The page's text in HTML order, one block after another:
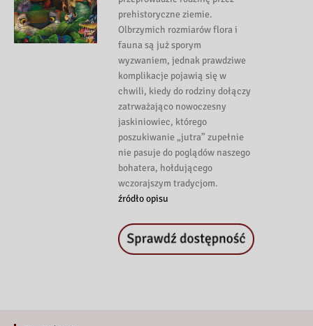
prehistoryczne ziemie.
Olbrzymich rozmiarów flora i
fauna są już sporym
wyzwaniem, jednak prawdziwe
komplikacje pojawią się w
chwili, kiedy do rodziny dołączy
zatrważająco nowoczesny
jaskiniowiec, którego
poszukiwanie „jutra” zupełnie
nie pasuje do poglądów naszego
bohatera, hołdującego
wczorajszym tradycjom.
źródło opisu